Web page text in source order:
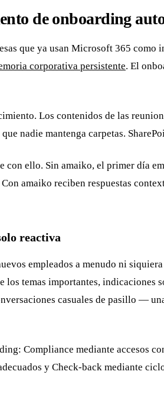
de onboarding
que ya usan Microsoft 365
corporativa persistente. El
Los contenidos de las
nadie mantenga carpetas.
con ello. Sin amaiko, el primer día
Con amaiko reciben respuestas
reactiva
empleados a menudo ni
temas importantes,
casuales de pasillo —
Compliance mediante accesos
y Check-back mediante